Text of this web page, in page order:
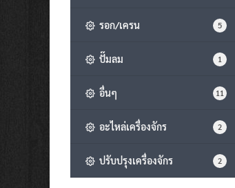
รอก/เครน 5
ปั๊มลม 1
อื่นๆ 11
อะไหล่เครื่องจักร 2
ปรับปรุงเครื่องจักร 2